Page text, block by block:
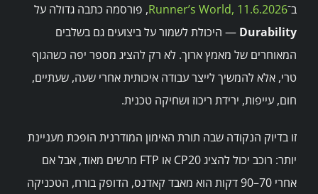
ב־Runner’s World, 11.6.2026, פורסמה כתבה גדולה על
Durability — היכולת לשמור על ביצועים גם בשלבים
המאוחרים של מאמץ ארוך. לא רק להציג מספר יפה כשהגוף
טרי, אלא להמשיך לייצר עבודה איכותית אחרי שעה, שעתיים,
חום, עייפות, ירידת ריכוז ושחיקה טכנית.
זו בדיוק הנקודה שבה תורת האימון המודרנית הופכת מעניינת
יותר: רוכב יכול להציג CP20 או FTP מרשים מאוד, אבל אם
אחרי 70–90 דקות הוא מאבד קאדנס, הדופק בורח, הטכניקה